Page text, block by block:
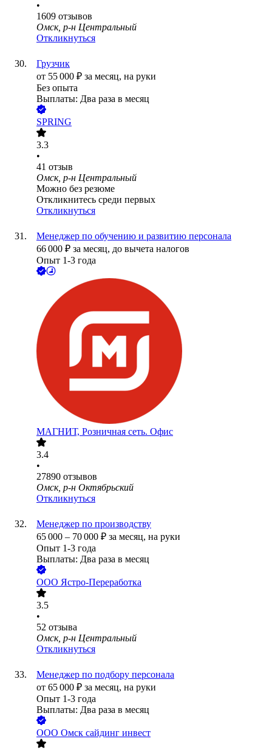
•
1609 отзывов
Омск, р-н Центральный
Откликнуться
Грузчик
от 55 000 ₽ за месяц, на руки
Без опыта
Выплаты: Два раза в месяц
SPRING
3.3
•
41 отзыв
Омск, р-н Центральный
Можно без резюме
Откликнитесь среди первых
Откликнуться
Менеджер по обучению и развитию персонала
66 000 ₽ за месяц, до вычета налогов
Опыт 1-3 года
МАГНИТ, Розничная сеть. Офис
3.4
•
27890 отзывов
Омск, р-н Октябрьский
Откликнуться
Менеджер по производству
65 000 – 70 000 ₽ за месяц, на руки
Опыт 1-3 года
Выплаты: Два раза в месяц
ООО Ястро-Переработка
3.5
•
52 отзыва
Омск, р-н Центральный
Откликнуться
Менеджер по подбору персонала
от 65 000 ₽ за месяц, на руки
Опыт 1-3 года
Выплаты: Два раза в месяц
ООО Омск сайдинг инвест